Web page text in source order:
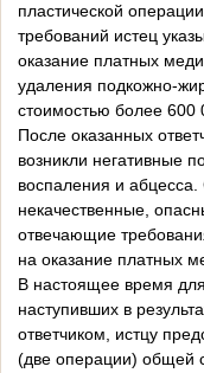
пластической
требований истец
оказание платных
удаления подкожно-
стоимостью более 600
После оказанных
возникли негативные
воспаления и абцесса.
некачественные,
отвечающие
на оказание платных
В настоящее время для
наступивших в
ответчиком, истцу
(две операции) общей